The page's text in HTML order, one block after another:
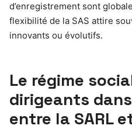
d’enregistrement sont
flexibilité de la SAS attire
innovants ou évolutifs.
Le régime
dirigeants
entre la SARL